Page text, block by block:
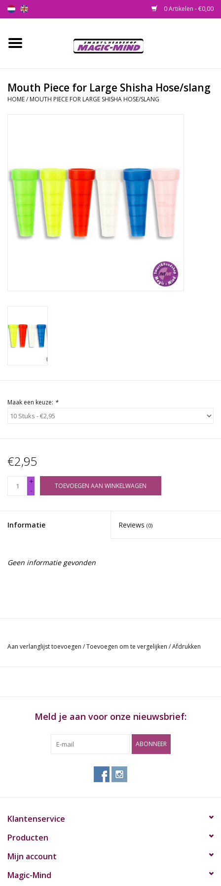
0 Artikelen - €0,00
Home
Smartshop
Health Supplies
Psychedelic
Rituals & Wierook
Mouth Piece for Large Shisha Hose/slang
HOME/ MOUTH PIECE FOR LARGE SHISHA HOSE/SLANG
Maak een keuze: *
€2,95
+
-
TOEVOEGEN AAN WINKELWAGEN
Informatie Reviews (0)
Geen informatie gevonden
Aan verlanglijst toevoegen /Toevoegen om te vergelijken /Afdrukken
Meld je aan voor onze nieuwsbrief:
ABONNEER
Klantenservice
Producten
Mijn account
Magic-Mind